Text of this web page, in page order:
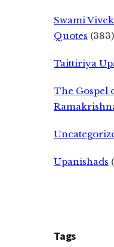
Swami
Quotes (383)
Taittiriya
The Gospel
Upanishads
Tags